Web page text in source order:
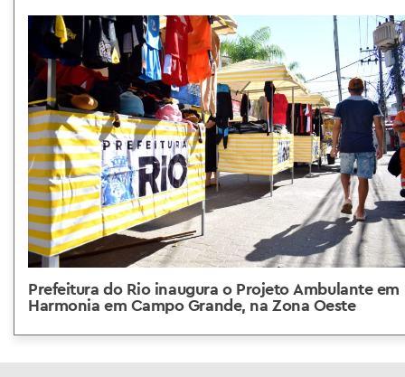
Prefeitura do Rio inaugura o Projeto Ambulante em
Harmonia em Campo Grande, na Zona Oeste